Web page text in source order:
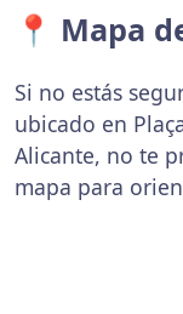
📍 Mapa
Si no estás
ubicado en
Alicante, no te
mapa para